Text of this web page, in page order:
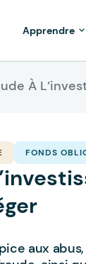
À
Apprendre
FONDS
aux abus,